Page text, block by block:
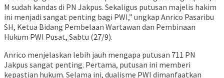
M sudah kandas di PN Jakpus. Sekaligus putusan majelis hakim
ini menjadi sangat penting bagi PWI,” ungkap Anrico Pasaribu
SH, Ketua Bidang Pembelaan Wartawan dan Pembinaan
Hukum PWI Pusat, Sabtu (27/9).
Anrico menjelaskan lebih jauh mengapa putusan 711 PN
Jakpus sangat penting. Pertama, putusan ini memberi
kepastian hukum. Selama ini, dualisme PWI dimanfaatkan